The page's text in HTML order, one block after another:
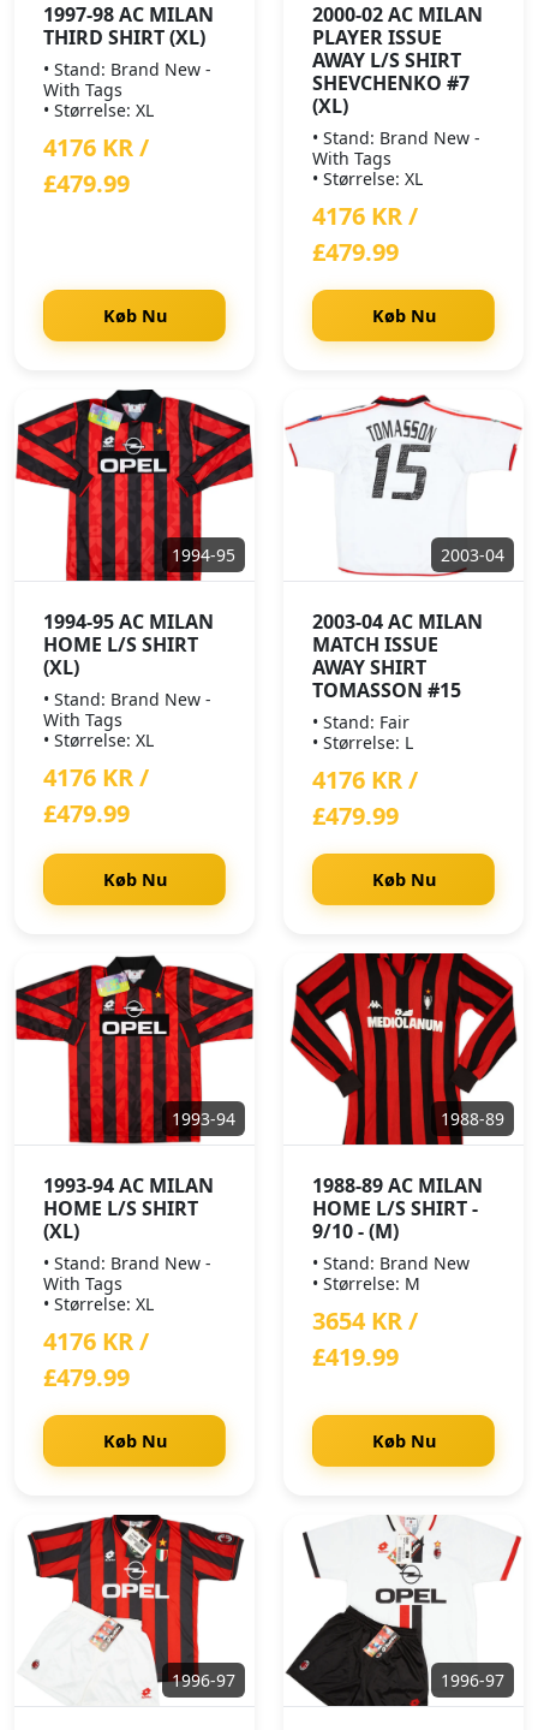
1997-98 AC MILAN
THIRD SHIRT (XL)
• Stand: Brand New -
With Tags
• Størrelse: XL
4176 KR /
£479.99
Køb Nu
2000-02 AC MILAN
PLAYER ISSUE
AWAY L/S SHIRT
SHEVCHENKO #7
(XL)
• Stand: Brand New -
With Tags
• Størrelse: XL
4176 KR /
£479.99
Køb Nu
1994-95
1994-95 AC MILAN
HOME L/S SHIRT
(XL)
• Stand: Brand New -
With Tags
• Størrelse: XL
4176 KR /
£479.99
Køb Nu
2003-04
2003-04 AC MILAN
MATCH ISSUE
AWAY SHIRT
TOMASSON #15
• Stand: Fair
• Størrelse: L
4176 KR /
£479.99
Køb Nu
1993-94
1993-94 AC MILAN
HOME L/S SHIRT
(XL)
• Stand: Brand New -
With Tags
• Størrelse: XL
4176 KR /
£479.99
Køb Nu
1988-89
1988-89 AC MILAN
HOME L/S SHIRT -
9/10 - (M)
• Stand: Brand New
• Størrelse: M
3654 KR /
£419.99
Køb Nu
1996-97 1996-97